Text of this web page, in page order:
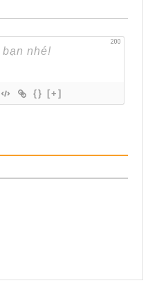
200
{} [+]